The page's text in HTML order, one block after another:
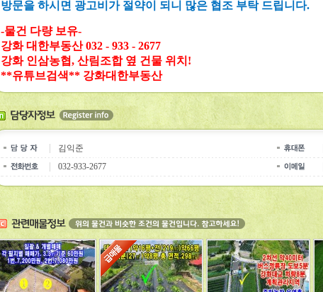
방문을 하시면 광고비가 절약이 되니 많은 협조 부탁 드립니다.
-물건 다량 보유-
강화 대한부동산 032 - 933 - 2677
강화 인삼농협, 산림조합 옆 건물 위치!
**유튜브검색** 강화대한부동산
김익준
032-933-2677